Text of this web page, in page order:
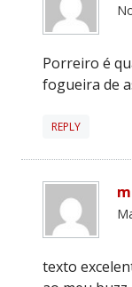
Porreiro é
fogueira de
REPLY
texto